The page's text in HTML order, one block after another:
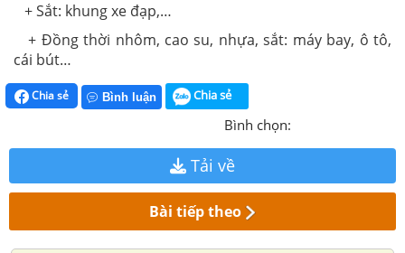
+ Sắt: khung xe đạp,…
+ Đồng thời nhôm, cao su, nhựa, sắt: máy bay, ô tô,
cái bút…
Chia sẻ Bình luận Chia sẻ
Bình chọn:
Tải về
Bài tiếp theo